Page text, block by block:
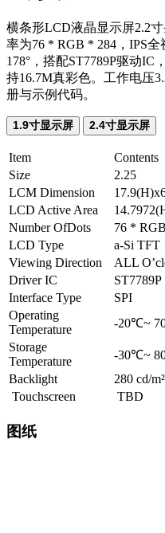
横条形LCD液晶显示屏2.2
率为76 * RGB * 284，IPS
178°，搭配ST7789P驱动
持16.7M真彩色。工作电压
册与示例代码。
1.9寸显示屏 2.4寸显示屏
Item Contents
Size
2.25
LCM Dimension
LCD Active Area
Number OfDots
76 *
LCD Type
a-Si TFT
Viewing Direction
ALL
Driver IC
ST7789P
Interface Type
SPI
Operating
Temperature
-20℃~
Storage
Temperature
-30℃~
Backlight
280 cd/m²
Touchscreen
TBD
图纸